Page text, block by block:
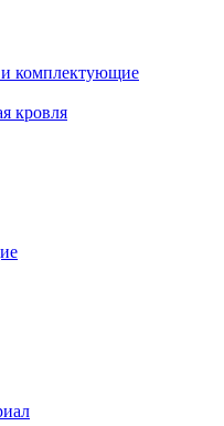
комплектующие
кровля